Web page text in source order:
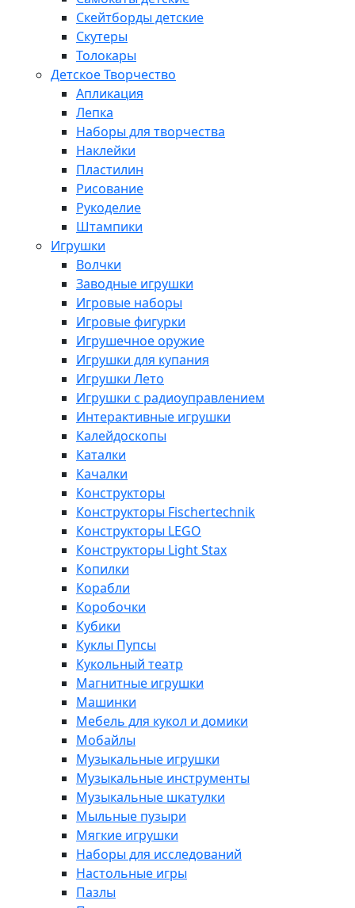
Скейтборды детские
Скутеры
Толокары
Детское Творчество
Апликация
Лепка
Наборы для творчества
Наклейки
Пластилин
Рисование
Рукоделие
Штампики
Игрушки
Волчки
Заводные игрушки
Игровые наборы
Игровые фигурки
Игрушечное оружие
Игрушки для купания
Игрушки Лето
Игрушки с радиоуправлением
Интерактивные игрушки
Калейдоскопы
Каталки
Качалки
Конструкторы
Конструкторы Fisсhertechnik
Конструкторы LEGO
Конструкторы Light Stax
Копилки
Корабли
Коробочки
Кубики
Куклы Пупсы
Кукольный театр
Магнитные игрушки
Машинки
Мебель для кукол и домики
Мобайлы
Музыкальные игрушки
Музыкальные инструменты
Музыкальные шкатулки
Мыльные пузыри
Мягкие игрушки
Наборы для исследований
Настольные игры
Пазлы